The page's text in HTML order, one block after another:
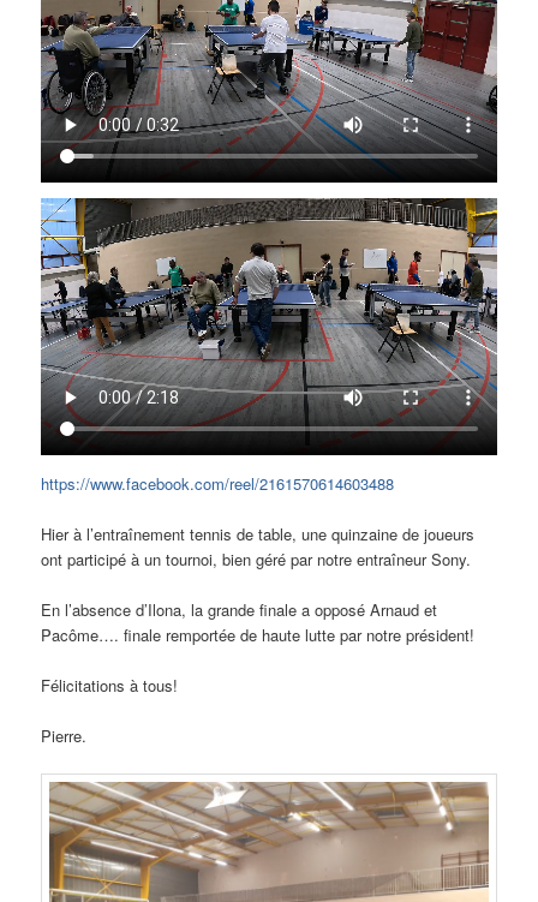
https://www.facebook.com/reel/2161570614603488
Hier à l’entraînement tennis de table, une quinzaine de joueurs
ont participé à un tournoi, bien géré par notre entraîneur Sony.
En l’absence d’Ilona, la grande finale a opposé Arnaud et
Pacôme…. finale remportée de haute lutte par notre président!
Félicitations à tous!
Pierre.